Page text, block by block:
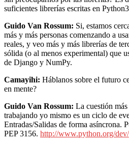
suficientes librerías escritas en Python3
Guido Van Rossum: Si, estamos
más y más personas comenzando a
reales, y veo más y más librerías de
sólida (o al menos experimental) que
de Django y NumPy.
Camayihi: Háblanos sobre el futuro
en mente?
Guido Van Rossum: La cuestión
trabajando yo mismo es un ciclo de
Entradas/Salidas de forma asíncrona.
PEP 3156. http://www.python.org/